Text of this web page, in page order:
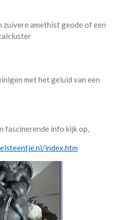
zuivere amethist geode of een
met het geluid van een
fascinerende info kijk op,
index.htm